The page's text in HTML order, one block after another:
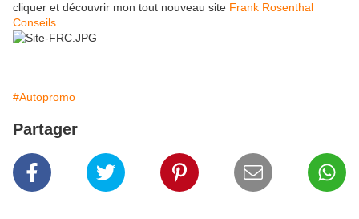
cliquer et découvrir mon tout nouveau site Frank Rosenthal
Conseils
#Autopromo
Partager